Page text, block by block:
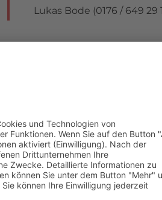
Lukas Bode (0176 / 649 29